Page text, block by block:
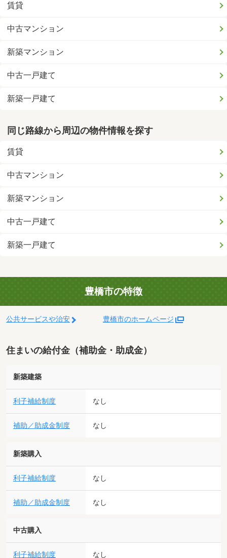
賃貸
中古マンション
新築マンション
中古一戸建て
新築一戸建て
同じ路線から周辺の物件情報を探す
賃貸
中古マンション
新築マンション
中古一戸建て
新築一戸建て
豊橋市の特徴
公共サービスや治安 豊橋市のホームページ
住まいの給付金（補助金・助成金）
新築建築
利子補給制度 なし
補助／助成金制度 なし
新築購入
利子補給制度 なし
補助／助成金制度 なし
中古購入
利子補給制度 なし